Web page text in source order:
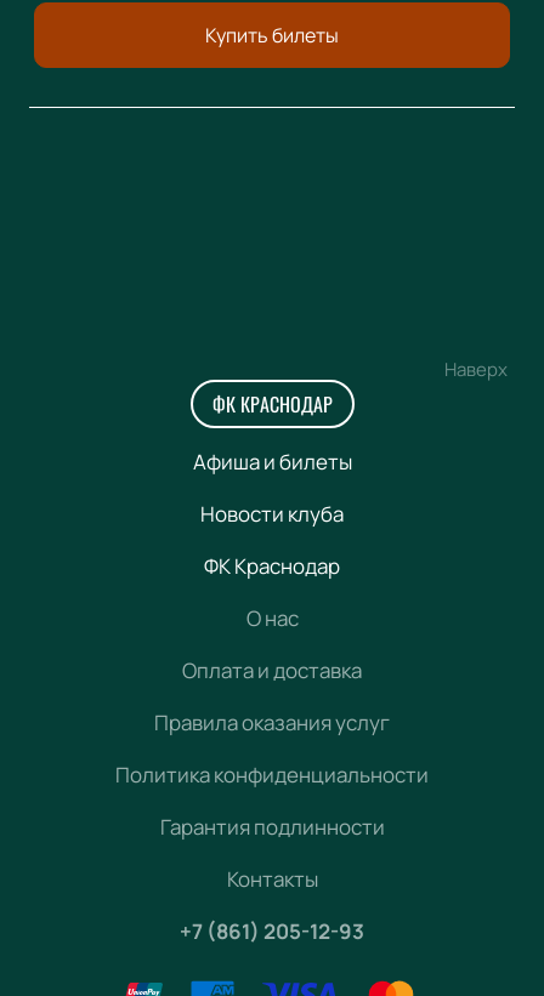
Купить билеты
Наверх
ФК КРАСНОДАР
Афиша и билеты
Новости клуба
ФК Краснодар
О нас
Оплата и доставка
Правила оказания услуг
Политика конфиденциальности
Гарантия подлинности
Контакты
+7 (861) 205-12-93